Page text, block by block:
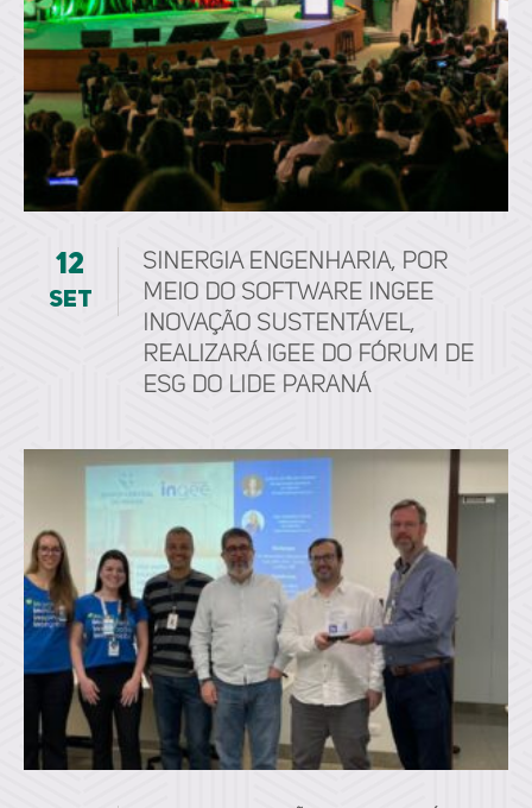
12
set
Sinergia Engenharia, por
meio do software ingee
inovação sustentável,
realizará IGEE do Fórum de
ESG do LIDE Paraná